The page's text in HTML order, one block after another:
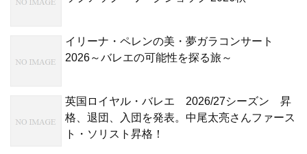
イリーナ・ペレンの美・夢ガラコンサート
2026～バレエの可能性を探る旅～
英国ロイヤル・バレエ 2026/27シーズン 昇
格、退団、入団を発表。中尾太亮さんファース
ト・ソリスト昇格！